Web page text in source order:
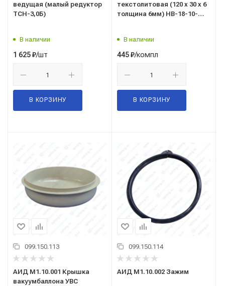
ведущая (малый редуктор
ТСН-3,0Б)
В наличии
1 625₽/шт
В КОРЗИНУ
текстолитовая (120 х 30 х 6
толщина 6мм) НВ-18-10-
В наличии
445₽/компл
В КОРЗИНУ
099.150.113
АИД М1.10.001 Крышка
вакуумбаллона УВС
099.150.114
АИД М1.10.002 Зажим